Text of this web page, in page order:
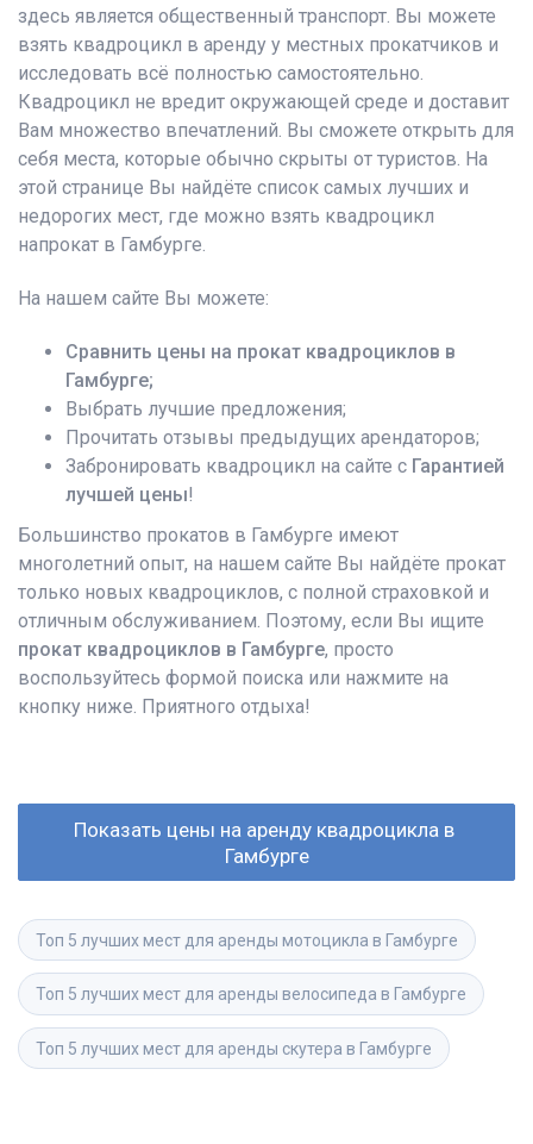
здесь является общественный транспорт. Вы можете
взять квадроцикл в аренду у местных прокатчиков и
исследовать всё полностью самостоятельно.
Квадроцикл не вредит окружающей среде и доставит
Вам множество впечатлений. Вы сможете открыть для
себя места, которые обычно скрыты от туристов. На
этой странице Вы найдёте список самых лучших и
недорогих мест, где можно взять квадроцикл
напрокат в Гамбурге.
На нашем сайте Вы можете:
Сравнить цены на прокат квадроциклов в
Гамбурге;
Выбрать лучшие предложения;
Прочитать отзывы предыдущих арендаторов;
Забронировать квадроцикл на сайте с Гарантией
лучшей цены!
Большинство прокатов в Гамбурге имеют
многолетний опыт, на нашем сайте Вы найдёте прокат
только новых квадроциклов, с полной страховкой и
отличным обслуживанием. Поэтому, если Вы ищите
прокат квадроциклов в Гамбурге, просто
воспользуйтесь формой поиска или нажмите на
кнопку ниже. Приятного отдыха!
Показать цены на аренду квадроцикла в
Гамбурге
Топ 5 лучших мест для аренды мотоцикла в Гамбурге
Топ 5 лучших мест для аренды велосипеда в Гамбурге
Топ 5 лучших мест для аренды скутера в Гамбурге